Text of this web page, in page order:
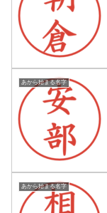
あから始まる名字
あから始まる名字